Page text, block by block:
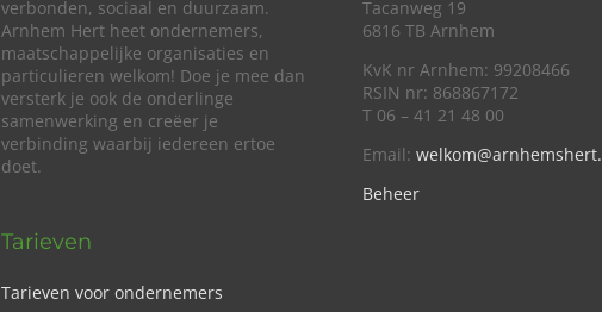
verbonden, sociaal en duurzaam.
Arnhem Hert heet ondernemers,
maatschappelijke organisaties en
particulieren welkom! Doe je mee dan
versterk je ook de onderlinge
samenwerking en creëer je
verbinding waarbij iedereen ertoe
doet.
Tarieven
Tarieven voor ondernemers
Tacanweg 19
6816 TB Arnhem
KvK nr Arnhem: 99208466
RSIN nr: 868867172
T 06 – 41 21 48 00
Email:
Beheer